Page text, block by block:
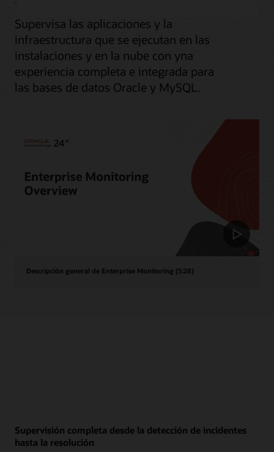
Supervisa las aplicaciones y la
infraestructura que se ejecutan en las
instalaciones y en la nube con yna
experiencia completa e integrada para
las bases de datos Oracle y MySQL.
Descripción general de Enterprise Monitoring (5:28)
Supervisión completa desde la detección de incidentes
hasta la resolución